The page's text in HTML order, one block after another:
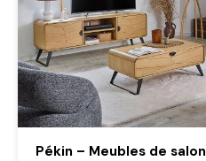
Pékin – Meubles de salon